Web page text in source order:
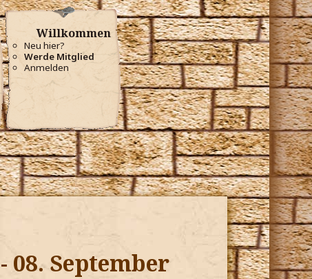
Willkommen
Neu hier?
Werde Mitglied
Anmelden
September